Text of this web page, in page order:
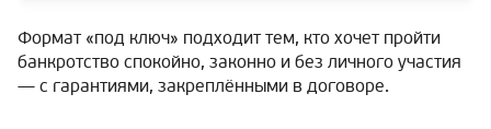
Формат «под ключ» подходит тем, кто хочет пройти
банкротство спокойно, законно и без личного участия
— с гарантиями, закреплёнными в договоре.